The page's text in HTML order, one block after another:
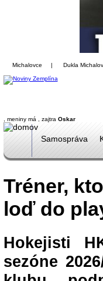
Michalovce | Dukla
, meniny má , zajtra Oskar
Samospráva
Tréner,
loď do
Hokejisti
sezóne